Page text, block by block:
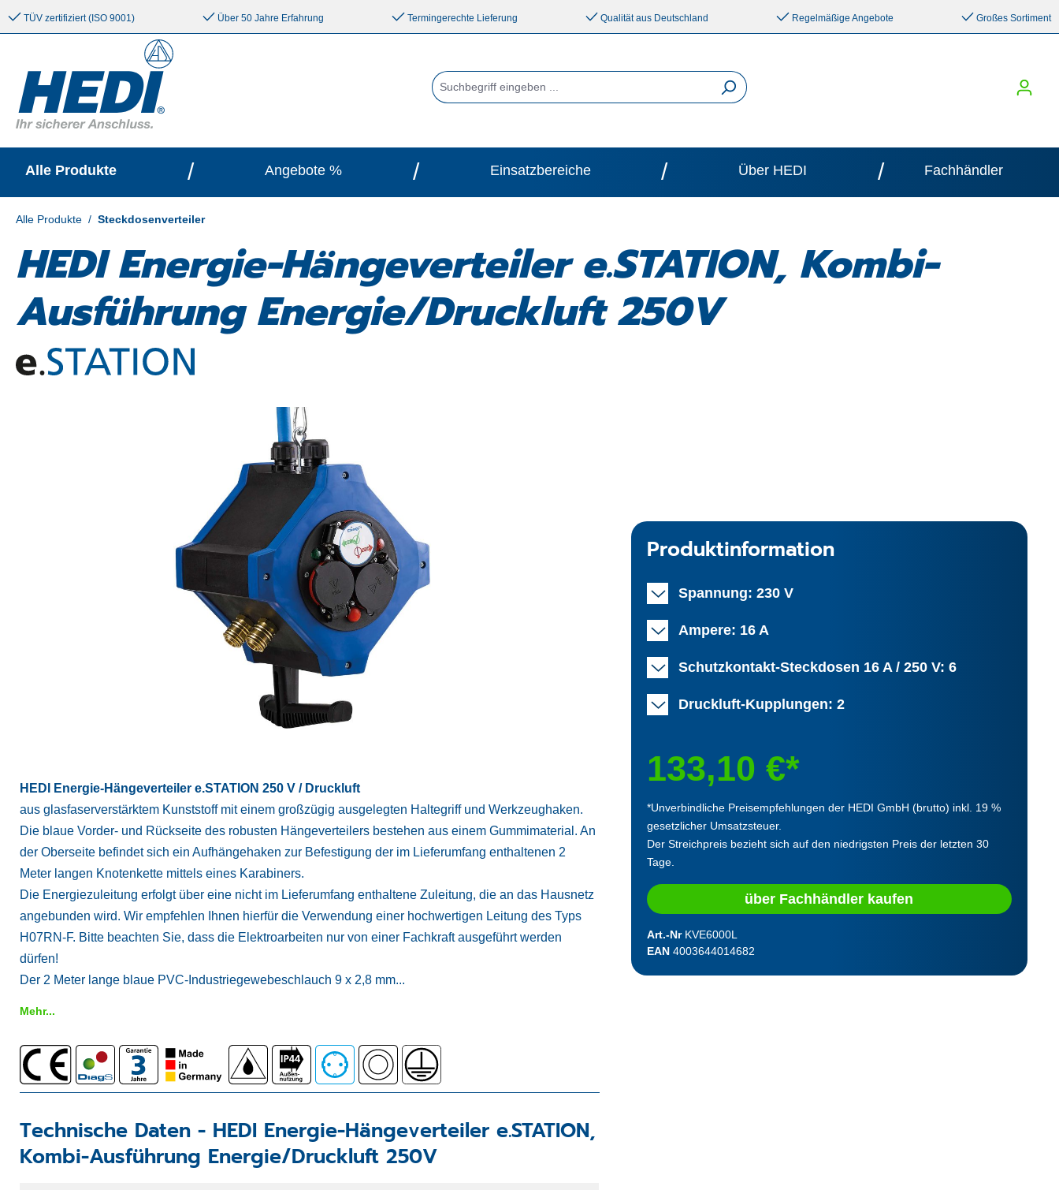
springen Zur Hauptnavigation springen
TÜV zertifiziert (ISO 9001) Über 50 Jahre Erfahrung Termingerechte Lieferung Qualität aus Deutschland Regelmäßige Angebote Großes Sortiment
Alle Produkte / Angebote % / Einsatzbereiche / Über HEDI / Fachhändler
Alle Produkte / Steckdosenverteiler
HEDI Energie-Hängeverteiler e.STATION, Kombi-
Ausführung Energie/Druckluft 250V
HEDI Energie-Hängeverteiler e.STATION 250 V / Druckluft
aus glasfaserverstärktem Kunststoff mit einem großzügig ausgelegten Haltegriff und Werkzeughaken.
Die blaue Vorder- und Rückseite des robusten Hängeverteilers bestehen aus einem Gummimaterial. An
der Oberseite befindet sich ein Aufhängehaken zur Befestigung der im Lieferumfang enthaltenen 2
Meter langen Knotenkette mittels eines Karabiners.
Die Energiezuleitung erfolgt über eine nicht im Lieferumfang enthaltene Zuleitung, die an das Hausnetz
angebunden wird. Wir empfehlen Ihnen hierfür die Verwendung einer hochwertigen Leitung des Typs
H07RN-F. Bitte beachten Sie, dass die Elektroarbeiten nur von einer Fachkraft ausgeführt werden
dürfen!
Der 2 Meter lange blaue PVC-Industriegewebeschlauch 9 x 2,8 mm...
Mehr...
Technische Daten - HEDI Energie-Hängeverteiler e.STATION,
Kombi-Ausführung Energie/Druckluft 250V
Produktinformation
Spannung: 230 V
Ampere: 16 A
Schutzkontakt-Steckdosen 16 A / 250 V: 6
Druckluft-Kupplungen: 2
133,10 €*
*Unverbindliche Preisempfehlungen der HEDI GmbH (brutto) inkl. 19 %
gesetzlicher Umsatzsteuer.
Der Streichpreis bezieht sich auf den niedrigsten Preis der letzten 30
Tage.
über Fachhändler kaufen
Art.-Nr KVE6000L
EAN 4003644014682